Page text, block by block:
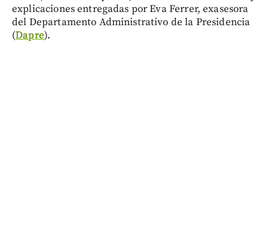
explicaciones entregadas por Eva Ferrer, exasesora
del Departamento Administrativo de la Presidencia
(Dapre).